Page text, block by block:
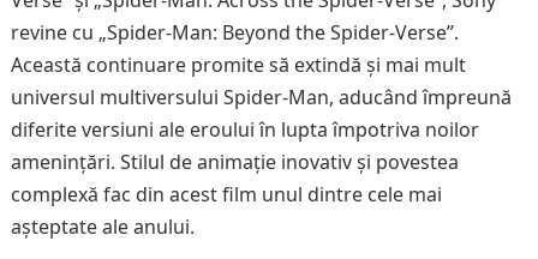
revine cu „Spider-Man: Beyond the Spider-Verse”.
Această continuare promite să extindă și mai mult
universul multiversului Spider-Man, aducând împreună
diferite versiuni ale eroului în lupta împotriva noilor
amenințări. Stilul de animație inovativ și povestea
complexă fac din acest film unul dintre cele mai
așteptate ale anului.